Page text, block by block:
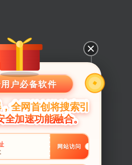
户必备软件
全网首创将搜索引
全加速功能融合。
网站访问